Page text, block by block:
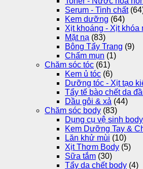
Serum - Tinh chất
Kem dưỡng (64)
Xịt khoáng - Xịt khóa
Mặt nạ (83)
Bông Tẩy Trang (9)
Chấm mụn (1)
Chăm sóc tóc (61)
Kem ủ tóc (6)
Dưỡng tóc - Xịt tạo
Tẩy tế bào chết da
Dầu gôi & xả (44)
Chăm sóc body (83)
Dụng cụ vệ sinh body
Kem Dưỡng Tay &
Lăn khử mùi (10)
Xịt Thơm Body (5)
Sữa tắm (30)
Tẩy da chết body (4)